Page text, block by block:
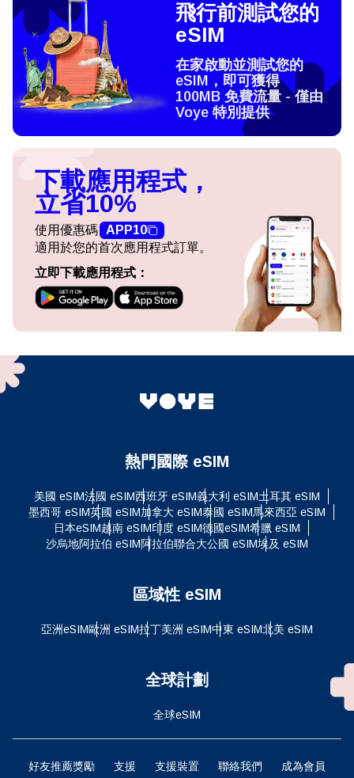
飛行前測試您的
eSIM
在家啟動並測試您的
eSIM，即可獲得
100MB 免費流量 - 僅由
Voye 特別提供
下載應用程式，
立省10%
使用優惠碼 APP10
適用於您的首次應用程式訂單。
立即下載應用程式：
熱門國際 eSIM
美國 eSIM法國 eSIM西班牙 eSIM義大利 eSIM土耳其 eSIM
墨西哥 eSIM英國 eSIM加拿大 eSIM泰國 eSIM馬來西亞 eSIM
日本eSIM越南 eSIM印度 eSIM德國eSIM希臘 eSIM
沙烏地阿拉伯 eSIM阿拉伯聯合大公國 eSIM埃及 eSIM
區域性 eSIM
亞洲eSIM歐洲 eSIM拉丁美洲 eSIM中東 eSIM北美 eSIM
全球計劃
全球eSIM
好友推薦獎勵 支援 支援裝置 聯絡我們 成為會員